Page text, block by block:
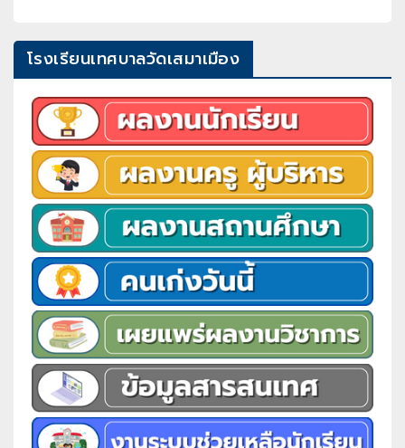
โรงเรียนเทศบาลวัดเสมาเมือง